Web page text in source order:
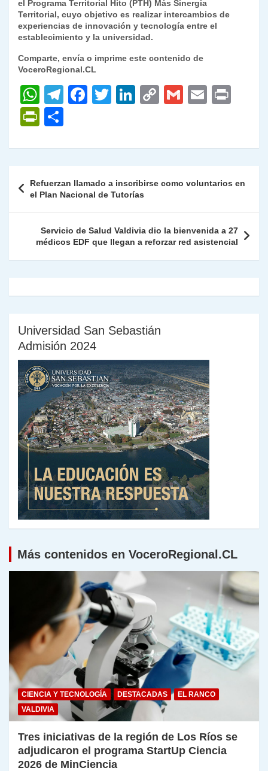
el Programa Territorial Hito (PTH) Más Sinergia
Territorial, cuyo objetivo es realizar intercambios de
experiencias de innovación y tecnología entre el
establecimiento y la universidad.
Comparte, envía o imprime este contenido de
VoceroRegional.CL
W
h
at
s
p
p
T
gr
m
F
e
o
o
k
T
er
Li
e
n
C
y
n
k
G
l
E
l
P
nt
Fr
ie
n
dl
y
m
p
ar
tir
de
entradas
Refuerzan llamado a inscribirse como voluntarios en
el Plan Nacional de Tutorías
Servicio de Salud Valdivia dio la bienvenida a 27
médicos EDF que llegan a reforzar red asistencial
Universidad San Sebastián
Admisión 2024
Más contenidos en VoceroRegional.CL
CIENCIA Y TECNOLOGÍA DESTACADAS
EL RANCO
VALDIVIA
Tres iniciativas de la región de Los Ríos se
adjudicaron el programa StartUp Ciencia
2026 de MinCiencia